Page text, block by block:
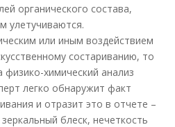
органического состава,
улетучиваются.
или иным воздействием
состариванию, то
физико-химический анализ
легко обнаружит факт
и отразит это в отчете –
блеск, нечеткость